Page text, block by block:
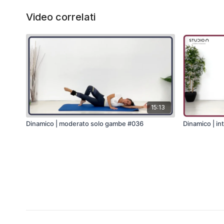
Video correlati
15:13
Dinamico | moderato solo gambe #036 Dinamico |